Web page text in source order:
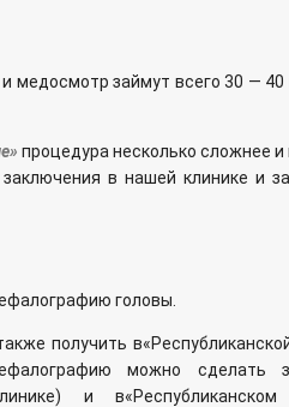
медосмотр займут всего 30 — 40
процедура несколько сложнее
в нашей клинике и
головы.
получить в
можно
и в«